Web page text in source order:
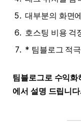
대부분의 화면
호스팅 비용 걱
* 팀블로그 적
팀블로그로 수익화
에서 설명 드립니